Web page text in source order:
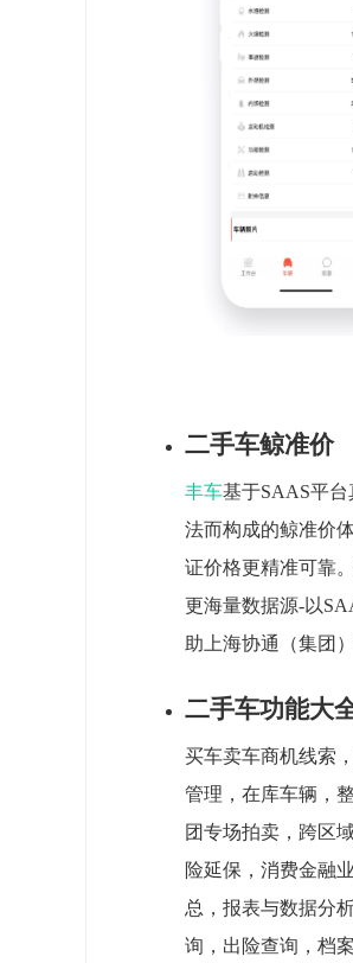
二手车鲸准价
丰车基于SAAS平
法而构成的鲸准价
证价格更精准可靠
更海量数据源-以
助上海协通（集团
二手车功能大
买车卖车商机线索
管理，在库车辆，
团专场拍卖，跨区
险延保，消费金融
总，报表与数据分
询，出险查询，档